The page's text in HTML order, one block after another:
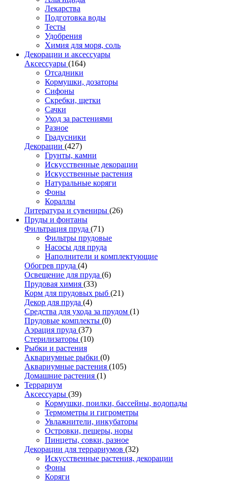
Лекарства
Подготовка воды
Тесты
Удобрения
Химия для моря, соль
Декорации и аксессуары
Аксессуары (164)
Отсадники
Кормушки, дозаторы
Сифоны
Скребки, щетки
Сачки
Уход за растениями
Разное
Градусники
Декорации (427)
Грунты, камни
Искусственные декорации
Искусственные растения
Натуральные коряги
Фоны
Кораллы
Литература и сувениры (26)
Пруды и фонтаны
Фильтрация пруда (71)
Фильтры прудовые
Насосы для пруда
Наполнители и комплектующие
Обогрев пруда (4)
Освещение для пруда (6)
Прудовая химия (33)
Корм для прудовых рыб (21)
Декор для пруда (4)
Средства для ухода за прудом (1)
Прудовые комплекты (0)
Аэрация пруда (37)
Стерилизаторы (10)
Рыбки и растения
Аквариумные рыбки (0)
Аквариумные растения (105)
Домашние растения (1)
Террариум
Аксессуары (39)
Кормушки, поилки, бассейны, водопады
Термометры и гигрометры
Увлажнители, инкубаторы
Островки, пещеры, норы
Пинцеты, совки, разное
Декорации для террариумов (32)
Искусственные растения, декорации
Фоны
Коряги